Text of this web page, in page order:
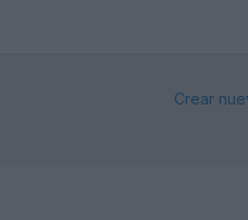
Crear